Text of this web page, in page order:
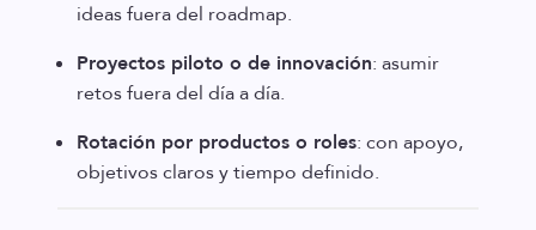
ideas fuera del roadmap.
Proyectos piloto o de innovación: asumir
retos fuera del día a día.
Rotación por productos o roles: con apoyo,
objetivos claros y tiempo definido.